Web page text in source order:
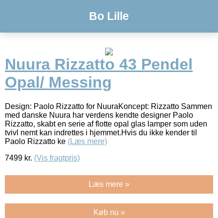
Bo Lille
Nuura Rizzatto 43 Pendel
Opal/ Messing
Design: Paolo Rizzatto for NuuraKoncept: Rizzatto Sammen
med danske Nuura har verdens kendte designer Paolo
Rizzatto, skabt en serie af flotte opal glas lamper som uden
tvivl nemt kan indrettes i hjemmet.Hvis du ikke kender til
Paolo Rizzatto ke (Læs mere)
7499 kr. (Vis fragtpris)
Læs mere »
Køb nu »